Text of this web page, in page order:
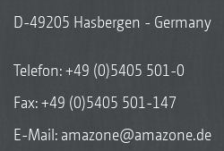
D-49205 Hasbergen - Germany
Telefon:+49 (0)5405 501-0
Fax: +49 (0)5405 501-147
E-Mail: amazone@amazone.de